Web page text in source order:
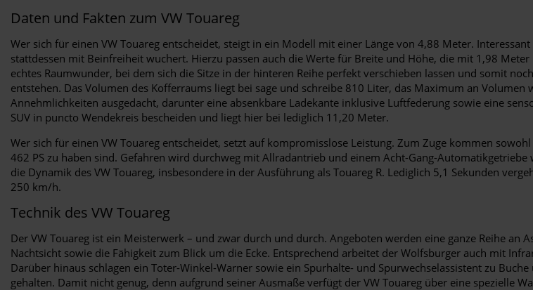
Daten und Fakten zum VW Touareg
Wer sich für einen VW Touareg entscheidet, steigt in ein Modell mit einer Länge von 4,88 Meter.
stattdessen mit Beinfreiheit wuchert. Hierzu passen auch die Werte für Breite und Höhe, die mit 1,98
echtes Raumwunder, bei dem sich die Sitze in der hinteren Reihe perfekt verschieben lassen und somit
entstehen. Das Volumen des Kofferraums liegt bei sage und schreibe 810 Liter, das Maximum an
Annehmlichkeiten ausgedacht, darunter eine absenkbare Ladekante inklusive Luftfederung sowie eine
SUV in puncto Wendekreis bescheiden und liegt hier bei lediglich 11,20 Meter.
Wer sich für einen VW Touareg entscheidet, setzt auf kompromisslose Leistung. Zum Zuge kommen
462 PS zu haben sind. Gefahren wird durchweg mit Allradantrieb und einem Acht-Gang-
die Dynamik des VW Touareg, insbesondere in der Ausführung als Touareg R. Lediglich 5,1 Sekunden
250 km/h.
Technik des VW Touareg
Der VW Touareg ist ein Meisterwerk – und zwar durch und durch. Angeboten werden eine ganze Reihe
Nachtsicht sowie die Fähigkeit zum Blick um die Ecke. Entsprechend arbeitet der Wolfsburger auch mit
Darüber hinaus schlagen ein Toter-Winkel-Warner sowie ein Spurhalte- und Spurwechselassistent zu
gehalten. Damit nicht genug, denn aufgrund seiner Ausmaße verfügt der VW Touareg über eine spezielle